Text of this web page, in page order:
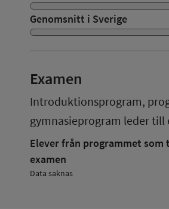
Genomsnitt i Sverige
Examen
Introduktionsprogram,
gymnasieprogram leder till
Elever från programmet som
examen
Data saknas